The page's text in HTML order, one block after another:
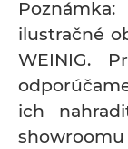
ilustračné
WEINIG.
ich
showroomu